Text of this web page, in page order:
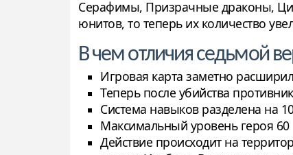
Серафимы, Призрачные драконы,
юнитов, то теперь их количество
В чем отличия седьмой
Игровая карта заметно
Теперь после убийства
Система навыков разделена на
Максимальный уровень героя 60
Действие происходит на